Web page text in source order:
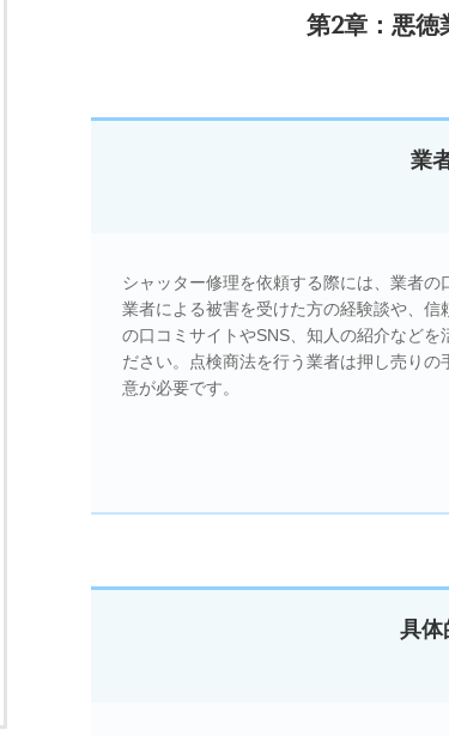
第2章：悪徳
業
シャッター修理を依頼する際には、業者
業者による被害を受けた方の経験談や、
の口コミサイトやSNS、知人の紹介など
ださい。点検商法を行う業者は押し売り
意が必要です。
具体